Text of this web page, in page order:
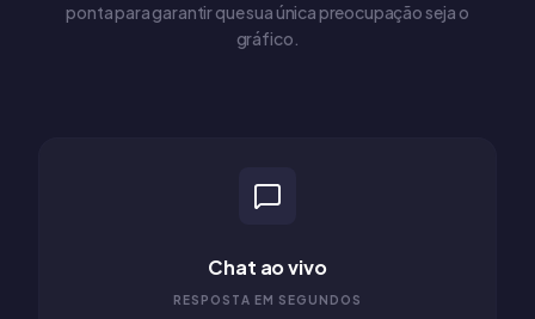
ponta para garantir que sua única preocupação seja o
gráfico.
Chat ao vivo
RESPOSTA EM SEGUNDOS